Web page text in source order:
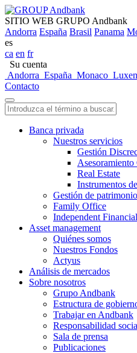
SITIO WEB GRUPO Andbank
Andorra España Brasil Panama
es
ca en fr
Su cuenta
Andorra España Monaco
Contacto
Banca privada
Nuestros servicios
Gestión
Asesoramiento
Real Estate
Instrumentos
Gestión de
Family Office
Independent
Asset management
Quiénes somos
Nuestros Fondos
Actyus
Análisis de mercados
Sobre nosotros
Grupo Andbank
Estructura de
Trabajar en Andbank
Responsabilidad
Sala de prensa
Publicaciones